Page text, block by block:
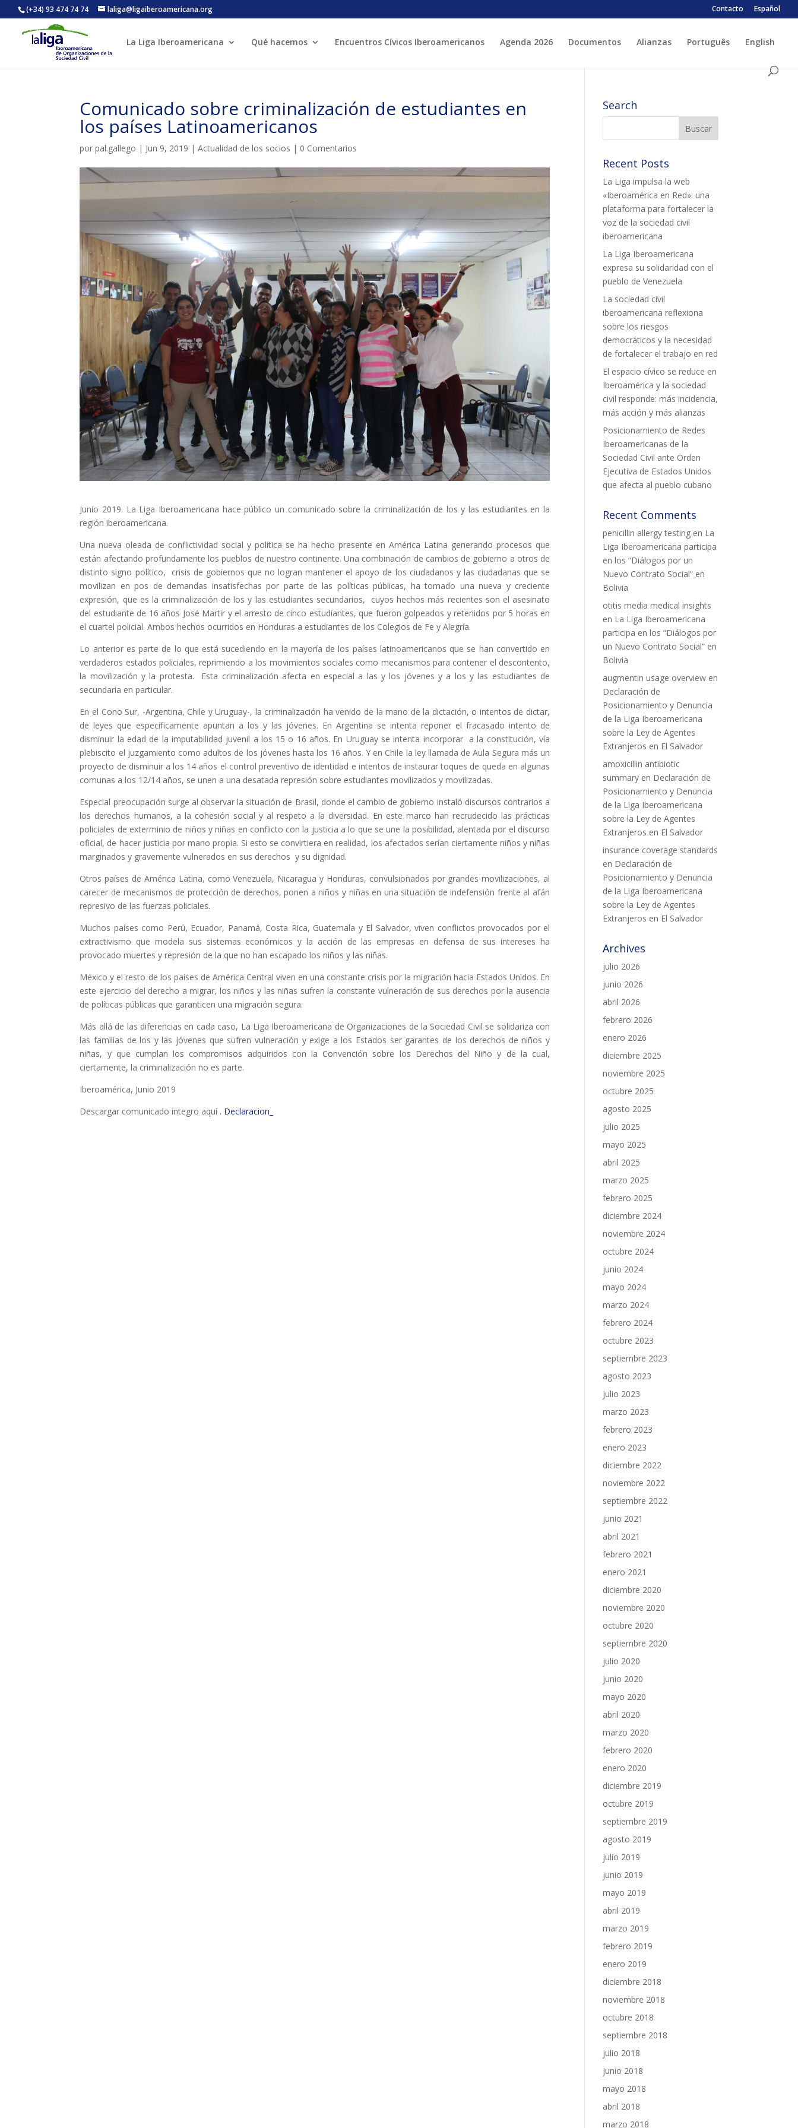
(+34) 93 474 74 74 laliga@ligaiberoamericana.org Contacto Español
La Liga Iberoamericana Qué hacemos Encuentros Cívicos Iberoamericanos Agenda 2026 Documentos Alianzas Português English
Comunicado sobre criminalización de estudiantes en
los países Latinoamericanos
porpal.gallego | Jun 9, 2019 |Actualidad de los socios | 0 Comentarios
Junio 2019. La Liga Iberoamericana hace público un comunicado sobre la criminalización de los y las estudiantes en la
región iberoamericana.
Una nueva oleada de conflictividad social y política se ha hecho presente en América Latina generando procesos que
están afectando profundamente los pueblos de nuestro continente. Una combinación de cambios de gobierno a otros de
distinto signo político, crisis de gobiernos que no logran mantener el apoyo de los ciudadanos y las ciudadanas que se
movilizan en pos de demandas insatisfechas por parte de las políticas públicas, ha tomado una nueva y creciente
expresión, que es la criminalización de los y las estudiantes secundarios, cuyos hechos más recientes son el asesinato
del estudiante de 16 años José Martir y el arresto de cinco estudiantes, que fueron golpeados y retenidos por 5 horas en
el cuartel policial. Ambos hechos ocurridos en Honduras a estudiantes de los Colegios de Fe y Alegría.
Lo anterior es parte de lo que está sucediendo en la mayoría de los países latinoamericanos que se han convertido en
verdaderos estados policiales, reprimiendo a los movimientos sociales como mecanismos para contener el descontento,
la movilización y la protesta. Esta criminalización afecta en especial a las y los jóvenes y a los y las estudiantes de
secundaria en particular.
En el Cono Sur, -Argentina, Chile y Uruguay-, la criminalización ha venido de la mano de la dictación, o intentos de dictar,
de leyes que específicamente apuntan a los y las jóvenes. En Argentina se intenta reponer el fracasado intento de
disminuir la edad de la imputabilidad juvenil a los 15 o 16 años. En Uruguay se intenta incorporar a la constitución, vía
plebiscito el juzgamiento como adultos de los jóvenes hasta los 16 años. Y en Chile la ley llamada de Aula Segura más un
proyecto de disminuir a los 14 años el control preventivo de identidad e intentos de instaurar toques de queda en algunas
comunas a los 12/14 años, se unen a una desatada represión sobre estudiantes movilizados y movilizadas.
Especial preocupación surge al observar la situación de Brasil, donde el cambio de gobierno instaló discursos contrarios a
los derechos humanos, a la cohesión social y al respeto a la diversidad. En este marco han recrudecido las prácticas
policiales de exterminio de niños y niñas en conflicto con la justicia a lo que se une la posibilidad, alentada por el discurso
oficial, de hacer justicia por mano propia. Si esto se convirtiera en realidad, los afectados serían ciertamente niños y niñas
marginados y gravemente vulnerados en sus derechos y su dignidad.
Otros países de América Latina, como Venezuela, Nicaragua y Honduras, convulsionados por grandes movilizaciones, al
carecer de mecanismos de protección de derechos, ponen a niños y niñas en una situación de indefensión frente al afán
represivo de las fuerzas policiales.
Muchos países como Perú, Ecuador, Panamá, Costa Rica, Guatemala y El Salvador, viven conflictos provocados por el
extractivismo que modela sus sistemas económicos y la acción de las empresas en defensa de sus intereses ha
provocado muertes y represión de la que no han escapado los niños y las niñas.
México y el resto de los países de América Central viven en una constante crisis por la migración hacia Estados Unidos. En
este ejercicio del derecho a migrar, los niños y las niñas sufren la constante vulneración de sus derechos por la ausencia
de políticas públicas que garanticen una migración segura.
Más allá de las diferencias en cada caso, La Liga Iberoamericana de Organizaciones de la Sociedad Civil se solidariza con
las familias de los y las jóvenes que sufren vulneración y exige a los Estados ser garantes de los derechos de niños y
niñas, y que cumplan los compromisos adquiridos con la Convención sobre los Derechos del Niño y de la cual,
ciertamente, la criminalización no es parte.
Iberoamérica, Junio 2019
Descargar comunicado integro aquí . Declaracion_
Search
Recent Posts
La Liga impulsa la web
«Iberoamérica en Red»: una
plataforma para fortalecer la
voz de la sociedad civil
iberoamericana
La Liga Iberoamericana
expresa su solidaridad con el
pueblo de Venezuela
La sociedad civil
iberoamericana reflexiona
sobre los riesgos
democráticos y la necesidad
de fortalecer el trabajo en red
El espacio cívico se reduce en
Iberoamérica y la sociedad
civil responde: más incidencia,
más acción y más alianzas
Posicionamiento de Redes
Iberoamericanas de la
Sociedad Civil ante Orden
Ejecutiva de Estados Unidos
que afecta al pueblo cubano
Recent Comments
penicillin allergy testing en La
Liga Iberoamericana participa
en los “Diálogos por un
Nuevo Contrato Social” en
Bolivia
otitis media medical insights
en La Liga Iberoamericana
participa en los “Diálogos por
un Nuevo Contrato Social” en
Bolivia
augmentin usage overview en
Declaración de
Posicionamiento y Denuncia
de la Liga Iberoamericana
sobre la Ley de Agentes
Extranjeros en El Salvador
amoxicillin antibiotic
summary en Declaración de
Posicionamiento y Denuncia
de la Liga Iberoamericana
sobre la Ley de Agentes
Extranjeros en El Salvador
insurance coverage standards
en Declaración de
Posicionamiento y Denuncia
de la Liga Iberoamericana
sobre la Ley de Agentes
Extranjeros en El Salvador
Archives
julio 2026
junio 2026
abril 2026
febrero 2026
enero 2026
diciembre 2025
noviembre 2025
octubre 2025
agosto 2025
julio 2025
mayo 2025
abril 2025
marzo 2025
febrero 2025
diciembre 2024
noviembre 2024
octubre 2024
junio 2024
mayo 2024
marzo 2024
febrero 2024
octubre 2023
septiembre 2023
agosto 2023
julio 2023
marzo 2023
febrero 2023
enero 2023
diciembre 2022
noviembre 2022
septiembre 2022
junio 2021
abril 2021
febrero 2021
enero 2021
diciembre 2020
noviembre 2020
octubre 2020
septiembre 2020
julio 2020
junio 2020
mayo 2020
abril 2020
marzo 2020
febrero 2020
enero 2020
diciembre 2019
octubre 2019
septiembre 2019
agosto 2019
julio 2019
junio 2019
mayo 2019
abril 2019
marzo 2019
febrero 2019
enero 2019
diciembre 2018
noviembre 2018
octubre 2018
septiembre 2018
julio 2018
junio 2018
mayo 2018
abril 2018
marzo 2018
ACTIVITATS D'ESTIU MÓN ESCOLAR ALBERG CENTRE ESPLAI FORMACIÓ
CASES DE COLÒNIES ACCIÓ SOCIAL I JOVES ESPLAIS SUPORT TERCER SECTOR
CONEIX FUNDESPLAI
La Fundació
L'equip
Missió i valors
Els comptes clars
Memòria d'activitats
Proposta educativa
ACTUALITAT
Notícies
Butlletins
Diari de la Fundació
Fundesplai als mitjans
Xarxes socials
COL·LABORA
Fes voluntariat
Treballa amb nosaltres